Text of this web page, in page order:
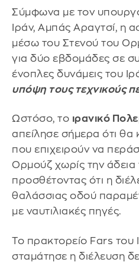
Σύμφωνα με τον
Ιράν, Αμπάς Αραγτσί, η
μέσω του Στενού του
για δύο εβδομάδες σε
ένοπλες δυνάμεις του
υπόψη τους τεχνικούς
Ωστόσο, το ιρανικό
απείλησε σήμερα ότι θα
που επιχειρούν να
Ορμούζ χωρίς την άδεια
προσθέτοντας ότι η
θαλάσσιας οδού
με ναυτιλιακές πηγές.
Το πρακτορείο Fars του
σταμάτησε η διέλευση